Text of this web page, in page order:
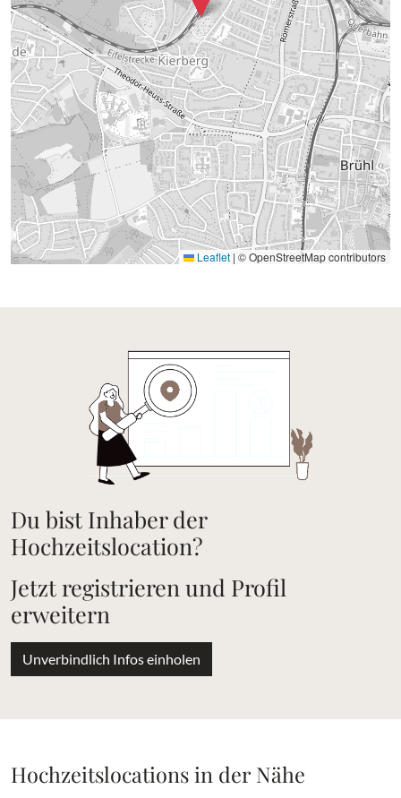
Leaflet | © OpenStreetMap contributors
Du bist Inhaber der
Hochzeitslocation?
Jetzt registrieren und Profil
erweitern
Unverbindlich Infos einholen
Hochzeitslocations in der Nähe